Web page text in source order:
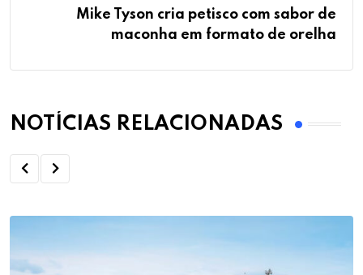
Mike Tyson cria petisco com sabor de
maconha em formato de orelha
NOTÍCIAS RELACIONADAS